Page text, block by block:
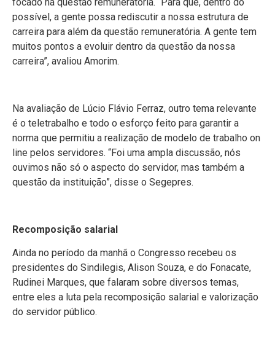
possível, a gente possa rediscutir a nossa estrutura de
carreira para além da questão remuneratória. A gente tem
muitos pontos a evoluir dentro da questão da nossa
carreira”, avaliou Amorim.
Na avaliação de Lúcio Flávio Ferraz, outro tema relevante
é o teletrabalho e todo o esforço feito para garantir a
norma que permitiu a realização de modelo de trabalho on
line pelos servidores. “Foi uma ampla discussão, nós
ouvimos não só o aspecto do servidor, mas também a
questão da instituição”, disse o Segepres.
Recomposição salarial
Ainda no período da manhã o Congresso recebeu os
presidentes do Sindilegis, Alison Souza, e do Fonacate,
Rudinei Marques, que falaram sobre diversos temas,
entre eles a luta pela recomposição salarial e valorização
do servidor público.